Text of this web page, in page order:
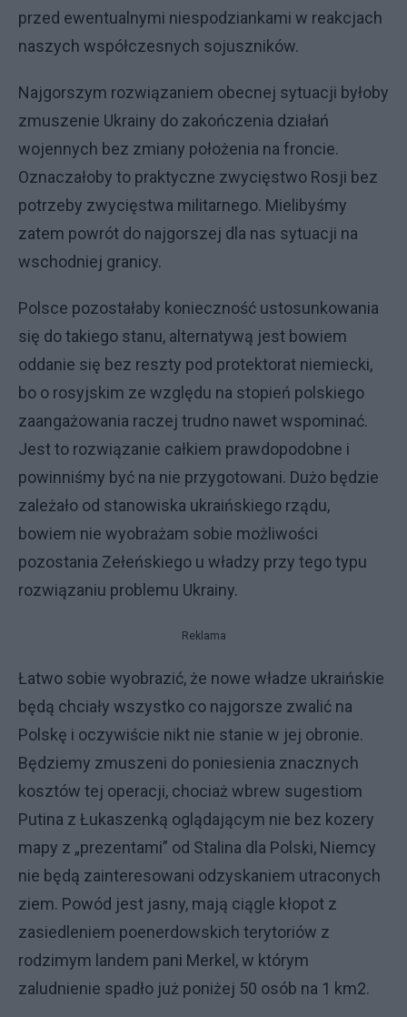
przed ewentualnymi niespodziankami w reakcjach
naszych współczesnych sojuszników.
Najgorszym rozwiązaniem obecnej sytuacji byłoby
zmuszenie Ukrainy do zakończenia działań
wojennych bez zmiany położenia na froncie.
Oznaczałoby to praktyczne zwycięstwo Rosji bez
potrzeby zwycięstwa militarnego. Mielibyśmy
zatem powrót do najgorszej dla nas sytuacji na
wschodniej granicy.
Polsce pozostałaby konieczność ustosunkowania
się do takiego stanu, alternatywą jest bowiem
oddanie się bez reszty pod protektorat niemiecki,
bo o rosyjskim ze względu na stopień polskiego
zaangażowania raczej trudno nawet wspominać.
Jest to rozwiązanie całkiem prawdopodobne i
powinniśmy być na nie przygotowani. Dużo będzie
zależało od stanowiska ukraińskiego rządu,
bowiem nie wyobrażam sobie możliwości
pozostania Zełeńskiego u władzy przy tego typu
rozwiązaniu problemu Ukrainy.
Reklama
Łatwo sobie wyobrazić, że nowe władze ukraińskie
będą chciały wszystko co najgorsze zwalić na
Polskę i oczywiście nikt nie stanie w jej obronie.
Będziemy zmuszeni do poniesienia znacznych
kosztów tej operacji, chociaż wbrew sugestiom
Putina z Łukaszenką oglądającym nie bez kozery
mapy z „prezentami” od Stalina dla Polski, Niemcy
nie będą zainteresowani odzyskaniem utraconych
ziem. Powód jest jasny, mają ciągle kłopot z
zasiedleniem poenerdowskich terytoriów z
rodzimym landem pani Merkel, w którym
zaludnienie spadło już poniżej 50 osób na 1 km2.